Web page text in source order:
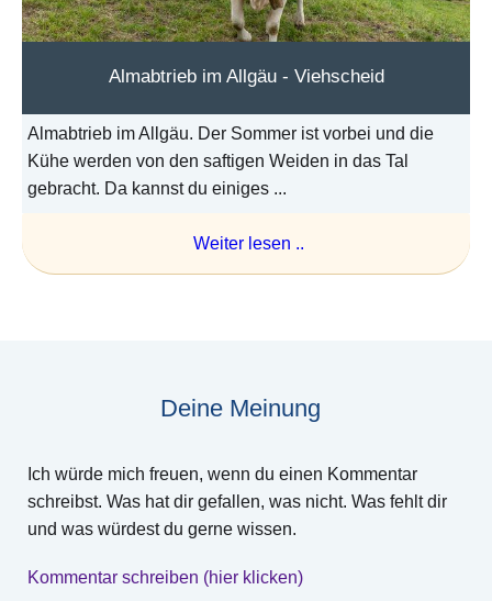
Almabtrieb im Allgäu - Viehscheid
Almabtrieb im Allgäu. Der Sommer ist vorbei und die
Kühe werden von den saftigen Weiden in das Tal
gebracht. Da kannst du einiges ...
Weiter lesen ..
Deine Meinung
Ich würde mich freuen, wenn du einen Kommentar
schreibst. Was hat dir gefallen, was nicht. Was fehlt dir
und was würdest du gerne wissen.
Kommentar schreiben (hier klicken)